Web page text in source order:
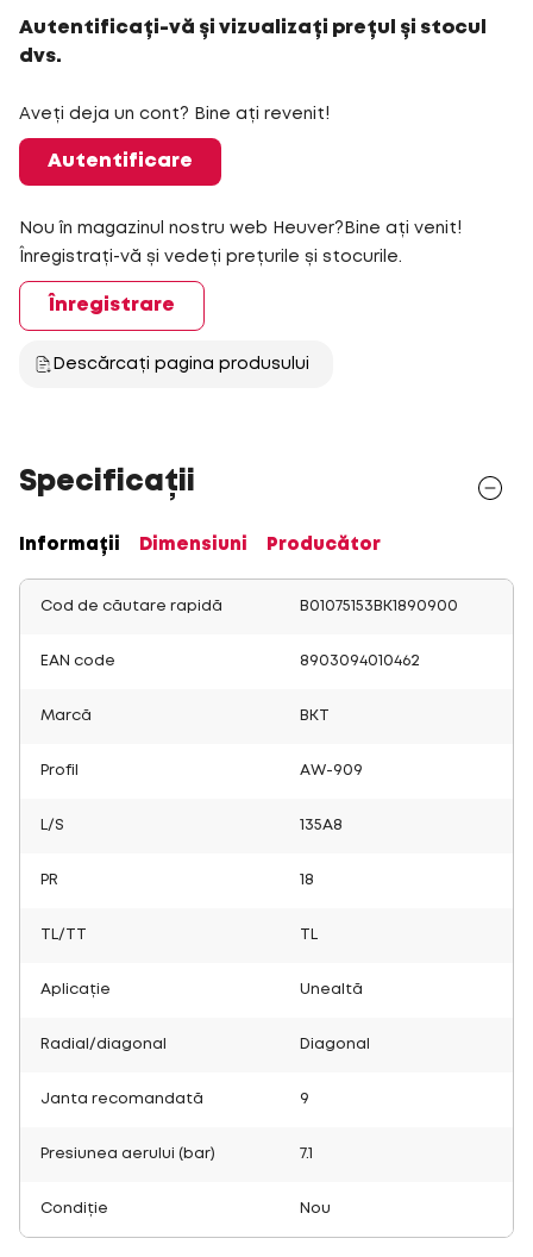
Autentificați-vă și vizualizați prețul și stocul
dvs.
Aveți deja un cont? Bine ați revenit!
Autentificare
Nou în magazinul nostru web Heuver?Bine ați venit!
Înregistrați-vă și vedeți prețurile și stocurile.
Înregistrare
Descărcați pagina produsului
Specificații
Informații Dimensiuni Producător
Cod de căutare rapidă B01075153BK1890900
EAN code 8903094010462
Marcă BKT
Profil AW-909
L/S 135A8
PR 18
TL/TT
Aplicație Unealtă
Radial/diagonal Diagonal
Janta recomandată 9
Presiunea aerului (bar) 7.1
Condiție Nou